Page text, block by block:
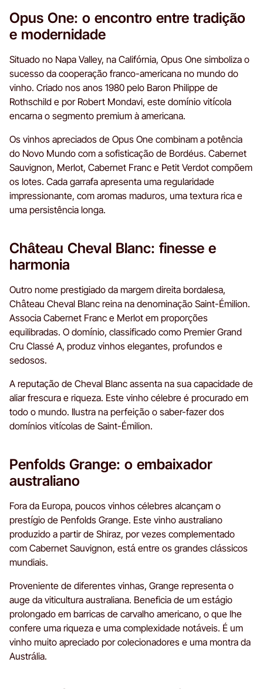
Opus One: o encontro entre tradição
e modernidade
Situado no Napa Valley, na Califórnia, Opus One simboliza o
sucesso da cooperação franco-americana no mundo do
vinho. Criado nos anos 1980 pelo Baron Philippe de
Rothschild e por Robert Mondavi, este domínio vitícola
encarna o segmento premium à americana.
Os vinhos apreciados de Opus One combinam a potência
do Novo Mundo com a sofisticação de Bordéus. Cabernet
Sauvignon, Merlot, Cabernet Franc e Petit Verdot compõem
os lotes. Cada garrafa apresenta uma regularidade
impressionante, com aromas maduros, uma textura rica e
uma persistência longa.
Château Cheval Blanc: finesse e
harmonia
Outro nome prestigiado da margem direita bordalesa,
Château Cheval Blanc reina na denominação Saint-Émilion.
Associa Cabernet Franc e Merlot em proporções
equilibradas. O domínio, classificado como Premier Grand
Cru Classé A, produz vinhos elegantes, profundos e
sedosos.
A reputação de Cheval Blanc assenta na sua capacidade de
aliar frescura e riqueza. Este vinho célebre é procurado em
todo o mundo. Ilustra na perfeição o saber-fazer dos
domínios vitícolas de Saint-Émilion.
Penfolds Grange: o embaixador
australiano
Fora da Europa, poucos vinhos célebres alcançam o
prestígio de Penfolds Grange. Este vinho australiano
produzido a partir de Shiraz, por vezes complementado
com Cabernet Sauvignon, está entre os grandes clássicos
mundiais.
Proveniente de diferentes vinhas, Grange representa o
auge da viticultura australiana. Beneficia de um estágio
prolongado em barricas de carvalho americano, o que lhe
confere uma riqueza e uma complexidade notáveis. É um
vinho muito apreciado por colecionadores e uma montra da
Austrália.